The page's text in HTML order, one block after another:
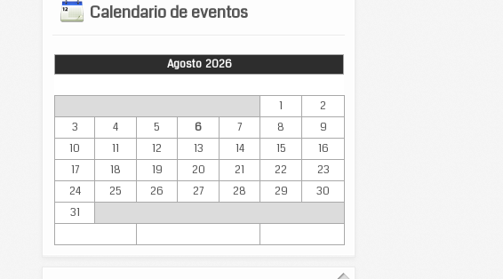
Calendario de eventos
Agosto 2026
1
2
3
4 5 6 7 8
9
10
11 12 13 14 15
16
17
18 19 20 21 22
23
24
25 26 27 28 29
30
31